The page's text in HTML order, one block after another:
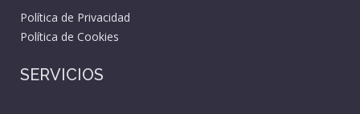
Política de Privacidad
Política de Cookies
SERVICIOS